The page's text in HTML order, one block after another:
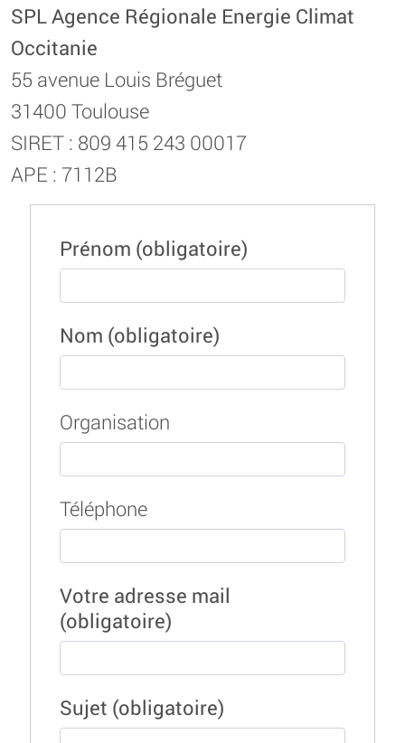
SPL Agence Régionale Energie Climat
Occitanie
55 avenue Louis Bréguet
31400 Toulouse
SIRET : 809 415 243 00017
APE : 7112B
Prénom (obligatoire)
Nom (obligatoire)
Organisation
Téléphone
Votre adresse mail
(obligatoire)
Sujet (obligatoire)